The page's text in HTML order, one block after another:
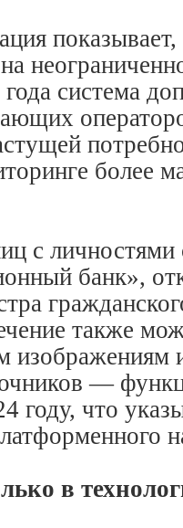
система
более
с личностями
банк»,
также
изображениям
—
году, что
в